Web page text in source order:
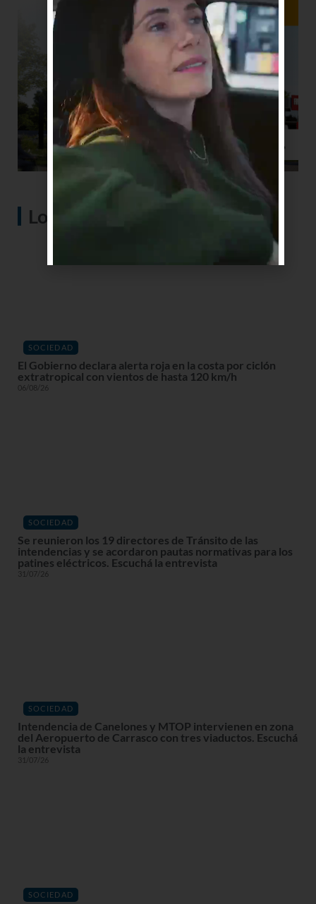
Lo más visto
SOCIEDAD
El Gobierno declara alerta roja en la costa por ciclón
extratropical con vientos de hasta 120 km/h
06/08/26
SOCIEDAD
Se reunieron los 19 directores de Tránsito de las
intendencias y se acordaron pautas normativas para los
patines eléctricos. Escuchá la entrevista
31/07/26
SOCIEDAD
Intendencia de Canelones y MTOP intervienen en zona
del Aeropuerto de Carrasco con tres viaductos. Escuchá
la entrevista
31/07/26
SOCIEDAD